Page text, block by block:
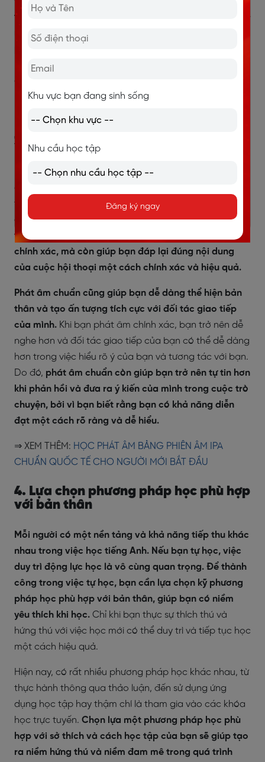
thông qua phương pháp Siêu phản xạ (Super Reflex) –
một cách tiếp cận sáng tạo để rèn luyện khả năng
khi học từ vựng, bạn sẽ có thể áp dụng chúng vào
các cuộc trò chuyện hàng ngày, từ đó có phản xạ
nhanh chóng và linh hoạt trong việc đưa ra câu trả lời,
3. Chú trọng rèn phát âm chuẩn
Luyện tập phát âm chuẩn đóng một vai trò cực kỳ
quan trọng trong việc nâng cao kỹ năng giao tiếp
tiếng Anh của mỗi người học.Phát âm chuẩn không
chỉ đảm bảo rằng bạn có thể nghe và hiểu bối cảnh
và ý tưởng mà đối phương muốn truyền đạt một cách
chính xác, mà còn giúp bạn đáp lại đúng nội dung
của cuộc hội thoại một cách chính xác và hiệu quả.
Phát âm chuẩn cũng giúp bạn dễ dàng thể hiện bản
thân và tạo ấn tượng tích cực với đối tác giao tiếp
của mình. Khi bạn phát âm chính xác, bạn trở nên dễ
nghe hơn và đối tác giao tiếp của bạn có thể dễ dàng
hơn trong việc hiểu rõ ý của bạn và tương tác với bạn.
Do đó, phát âm chuẩn còn giúp bạn trở nên tự tin hơn
khi phản hồi và đưa ra ý kiến của mình trong cuộc trò
chuyện, bởi vì bạn biết rằng bạn có khả năng diễn
đạt một cách rõ ràng và dễ hiểu.
⇒ XEM THÊM: HỌC PHÁT ÂM BẢNG PHIÊN ÂM IPA
CHUẨN QUỐC TẾ CHO NGƯỜI MỚI BẮT ĐẦU
4. Lựa chọn phương pháp học phù hợp
với bản thân
Mỗi người có một nền tảng và khả năng tiếp thu khác
nhau trong việc học tiếng Anh. Nếu bạn tự học, việc
duy trì động lực học là vô cùng quan trọng. Để thành
công trong việc tự học, bạn cần lựa chọn kỹ phương
pháp học phù hợp với bản thân, giúp bạn có niềm
yêu thích khi học. Chỉ khi bạn thực sự thích thú và
hứng thú với việc học mới có thể duy trì và tiếp tục học
một cách hiệu quả.
Hiện nay, có rất nhiều phương pháp học khác nhau, từ
thực hành thông qua thảo luận, đến sử dụng ứng
dụng học tập hay thậm chí là tham gia vào các khóa
học trực tuyến. Chọn lựa một phương pháp học phù
hợp với sở thích và cách học tập của bạn sẽ giúp tạo
ra niềm hứng thú và niềm đam mê trong quá trình
Khu vực bạn đang sinh sống
Nhu cầu học tập
Đăng ký ngay